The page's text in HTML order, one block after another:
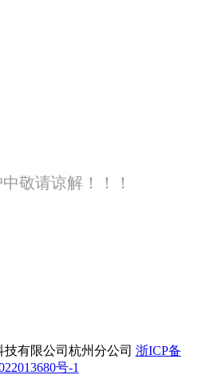
敬请谅解！！！
有限公司杭州分公司 浙ICP备
号-1